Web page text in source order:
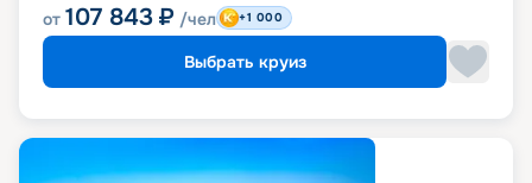
от 107 843 ₽ /чел +1 000
Выбрать круиз